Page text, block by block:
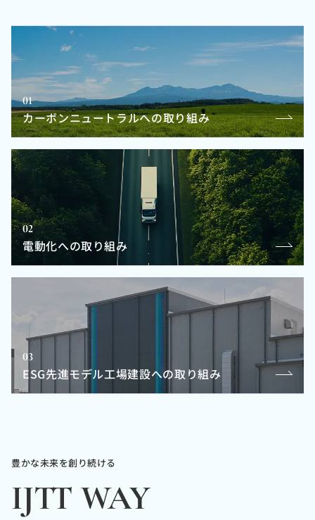
01
カーボンニュートラルへの取り組み
02
電動化への取り組み
03
ESG先進モデル工場建設への取り組み
豊かな未来を創り続ける
IJTT WAY